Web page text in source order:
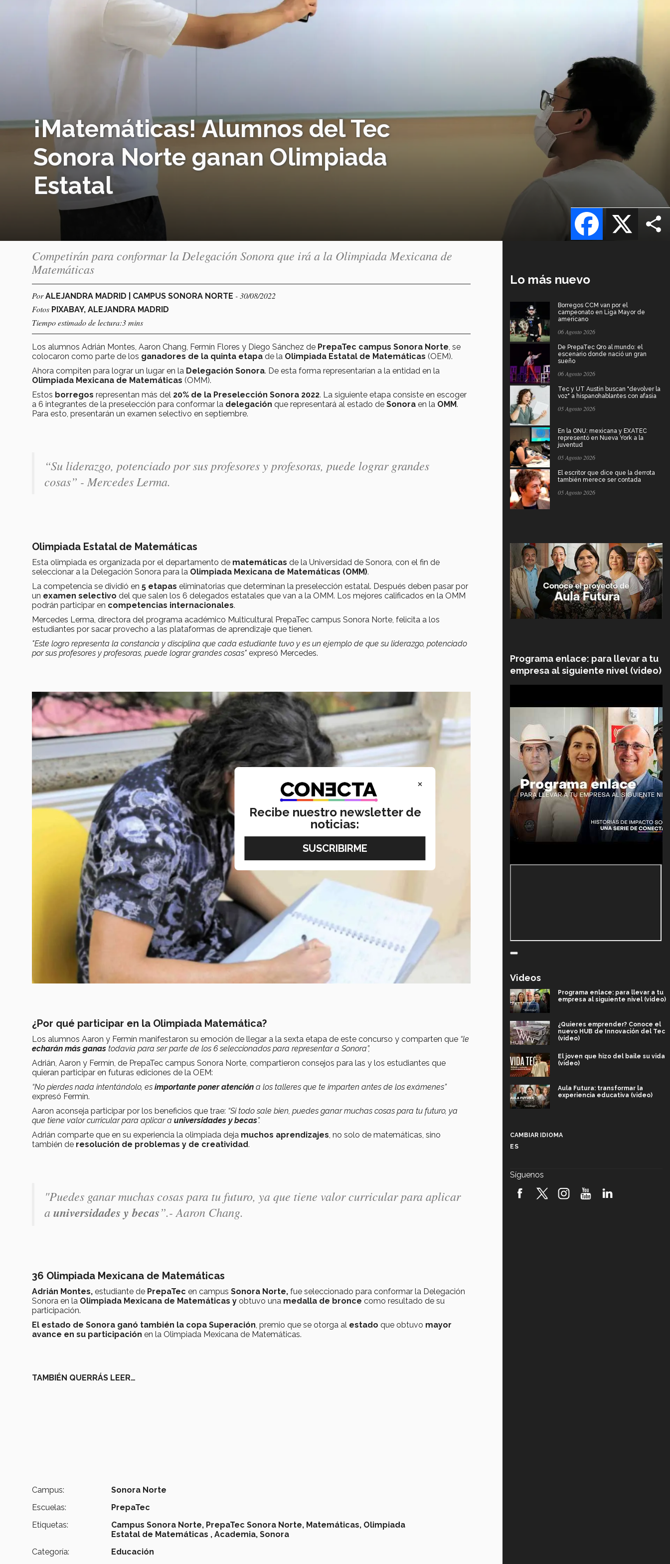
¡Matemáticas! Alumnos del Tec
Sonora Norte ganan Olimpiada
Estatal
X
Facebook
Competirán para conformar la Delegación Sonora que irá a la Olimpiada Mexicana de
Matemáticas
PorALEJANDRA MADRID | CAMPUS SONORA NORTE - 30/08/2022
Fotos PIXABAY, ALEJANDRA MADRID
Tiempo estimado de lectura:3 mins
Los alumnos Adrián Montes, Aaron Chang, Fermín Flores y Diego Sánchez de PrepaTec campus Sonora Norte , se
colocaron como parte de los ganadores de la quinta etapa de la Olimpiada Estatal de Matemáticas (OEM).
Ahora compiten para lograr un lugar en la Delegación Sonora. De esta forma representarían a la entidad en la
Olimpiada Mexicana de Matemáticas (OMM).
Estos borregos representan más del 20% de la Preselección Sonora 2022. La siguiente etapa consiste en escoger
a 6 integrantes de la preselección para conformar la delegación que representará al estado de Sonora en la OMM.
Para esto, presentarán un examen selectivo en septiembre.
“Su liderazgo, potenciado por sus profesores y profesoras, puede lograr grandes
cosas” - Mercedes Lerma.
Olimpiada Estatal de Matemáticas
Esta olimpiada es organizada por el departamento de matemáticas de la Universidad de Sonora, con el fin de
seleccionar a la Delegación Sonora para la Olimpiada Mexicana de Matemáticas (OMM).
La competencia se dividió en 5 etapas eliminatorias que determinan la preselección estatal. Después deben pasar por
un examen selectivo del que salen los 6 delegados estatales que van a la OMM. Los mejores calificados en la OMM
podrán participar en competencias internacionales.
Mercedes Lerma, directora del programa académico Multicultural PrepaTec campus Sonora Norte, felicita a los
estudiantes por sacar provecho a las plataformas de aprendizaje que tienen.
"Este logro representa la constancia y disciplina que cada estudiante tuvo y es un ejemplo de que su liderazgo, potenciado
por sus profesores y profesoras, puede lograr grandes cosas" expresó Mercedes.
¿Por qué participar en la Olimpiada Matemática?
Los alumnos Aaron y Fermín manifestaron su emoción de llegar a la sexta etapa de este concurso y comparten que “le
echarán más ganas todavía para ser parte de los 6 seleccionados para representar a Sonora”,
Adrián, Aaron y Fermín, de PrepaTec campus Sonora Norte, compartieron consejos para las y los estudiantes que
quieran participar en futuras ediciones de la OEM:
“No pierdes nada intentándolo, es importante poner atención a los talleres que te imparten antes de los exámenes”
expresó Fermín.
Aaron aconseja participar por los beneficios que trae: “Si todo sale bien, puedes ganar muchas cosas para tu futuro, ya
que tiene valor curricular para aplicar a universidades y becas”.
Adrián comparte que en su experiencia la olimpiada deja muchos aprendizajes , no solo de matemáticas, sino
también de resolución de problemas y de creatividad.
"Puedes ganar muchas cosas para tu futuro, ya que tiene valor curricular para aplicar
auniversidades y becas”.- Aaron Chang.
36 Olimpiada Mexicana de Matemáticas
Adrián Montes, estudiante de PrepaTec en campus Sonora Norte, fue seleccionado para conformar la Delegación
Sonora en la Olimpiada Mexicana de Matemáticas y obtuvo una medalla de bronce como resultado de su
participación.
El estado de Sonora ganó también la copa Superación , premio que se otorga al estado que obtuvo mayor
avance en su participación en la Olimpiada Mexicana de Matemáticas.
TAMBIÉN QUERRÁS LEER…
Campus:
Sonora Norte
Escuelas:
PrepaTec
Etiquetas:
Campus Sonora Norte, PrepaTec Sonora Norte, Matemáticas, Olimpiada
Estatal de Matemáticas , Academia, Sonora
Categoría:
Educación
Lo más nuevo
Borregos CCM van por el
campeonato en Liga Mayor de
americano
06 Agosto 2026
De PrepaTec Qro al mundo: el
escenario donde nació un gran
sueño
06 Agosto 2026
Tec y UT Austin buscan "devolver la
voz" a hispanohablantes con afasia
05 Agosto 2026
En la ONU: mexicana y EXATEC
representó en Nueva York a la
juventud
05 Agosto 2026
El escritor que dice que la derrota
también merece ser contada
05 Agosto 2026
Programa enlace: para llevar a tu
empresa al siguiente nivel (video)
Videos
Programa enlace: para llevar a tu
empresa al siguiente nivel (video)
¿Quieres emprender? Conoce el
nuevo HUB de Innovación del Tec
(video)
El joven que hizo del baile su vida
(video)
Aula Futura: transformar la
experiencia educativa (video)
robótica FIRST 2026! (video)
CAMBIAR IDIOMA
ES
Síguenos
×
Recibe nuestro newsletter de
noticias: